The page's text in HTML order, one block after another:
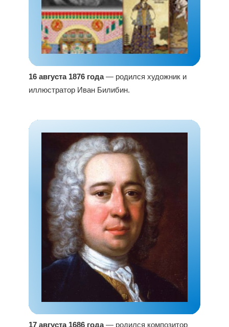
16 августа 1876 года— родился художник и
иллюстратор Иван Билибин.
17 августа 1686 года— родился композитор